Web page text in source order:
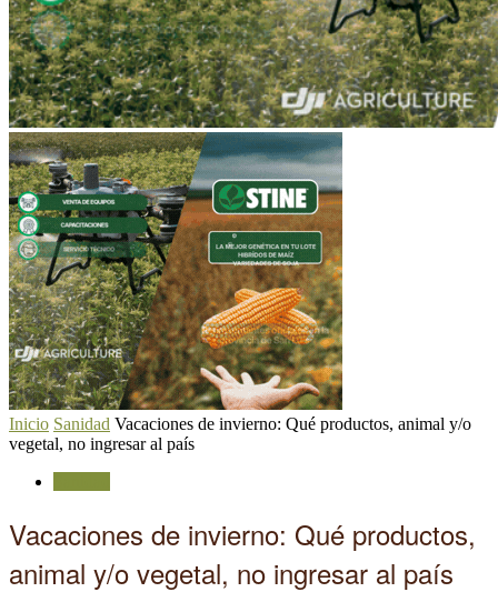
Inicio Sanidad Vacaciones de invierno: Qué productos, animal y/o
vegetal, no ingresar al país
Vacaciones de invierno: Qué productos,
animal y/o vegetal, no ingresar al país